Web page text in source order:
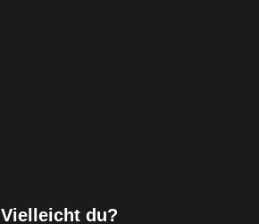
Vielleicht du?